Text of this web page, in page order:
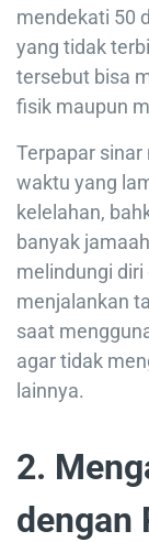
mendekati 50
yang tidak
tersebut bisa
fisik maupun
Terpapar
waktu yang
kelelahan,
banyak
melindungi
menjalankan
saat
agar tidak
lainnya.
2.
dengan